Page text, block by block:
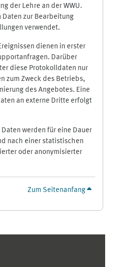
der Lehre an der WWU.
zur Bearbeitung
verwendet.
dienen in erster
Darüber
diese Protokolldaten nur
zum Zweck des Betriebs,
des Angebotes. Eine
an externe Dritte erfolgt
werden für eine Dauer
nach einer statistischen
oder anonymisierter
Zum Seitenanfang